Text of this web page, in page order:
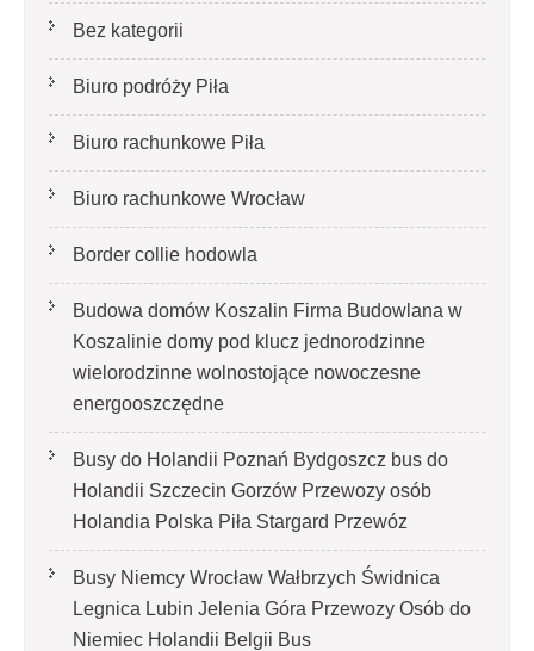
Bez kategorii
Biuro podróży Piła
Biuro rachunkowe Piła
Biuro rachunkowe Wrocław
Border collie hodowla
Budowa domów Koszalin Firma Budowlana w
Koszalinie domy pod klucz jednorodzinne
wielorodzinne wolnostojące nowoczesne
energooszczędne
Busy do Holandii Poznań Bydgoszcz bus do
Holandii Szczecin Gorzów Przewozy osób
Holandia Polska Piła Stargard Przewóz
Busy Niemcy Wrocław Wałbrzych Świdnica
Legnica Lubin Jelenia Góra Przewozy Osób do
Niemiec Holandii Belgii Bus